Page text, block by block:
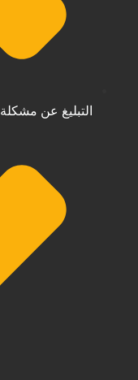
التبليغ عن مشكلة